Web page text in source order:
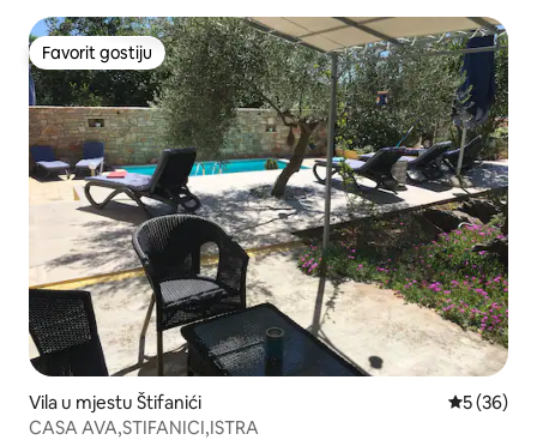
Favorit gostiju
Favorit gostiju
Vila u mjestu Štifanići prosječna
5 (36)
CASA AVA,STIFANICI,ISTRA